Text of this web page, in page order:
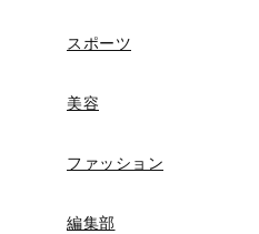
スポーツ
美容
ファッション
編集部